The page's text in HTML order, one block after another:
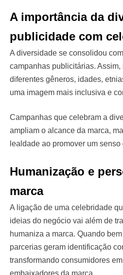
A importância da
publicidade com
A diversidade se consolidou
campanhas publicitárias.
diferentes gêneros, idades,
uma imagem mais inclusiva e
Campanhas que celebram a
ampliam o alcance da marca,
lealdade ao promover um
Humanização e
marca
A ligação de uma celebridade
ideias do negócio vai além de
humaniza a marca. Quando
parcerias geram identificação
transformando consumidores
embaixadores da marca.